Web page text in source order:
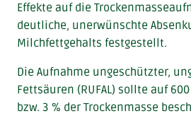
Effekte auf die
deutliche, unerwünschte
Milchfettgehalts festgestellt.
Die Aufnahme ungeschützter,
Fettsäuren (RUFAL) sollte auf
bzw. 3 % der Trockenmasse